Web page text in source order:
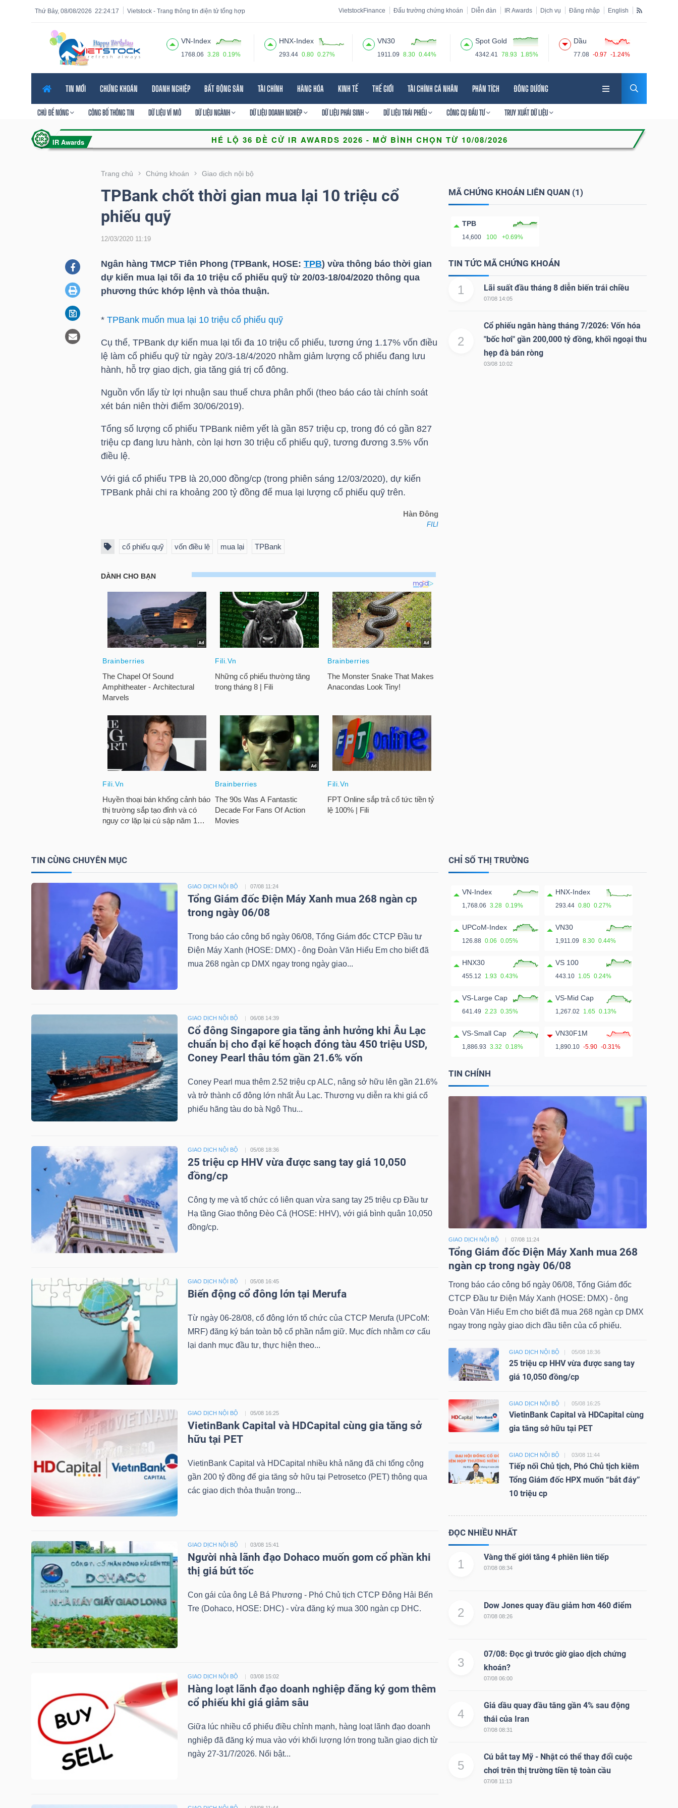
22:24:19
Thứ Bảy, 08/08/2026 Vietstock - Trang thông tin điện tử tổng hợp VietstockFinance Đấu trường chứng khoán Diễn đàn IR Awards Dịch vụ Đăng nhập English
VN-Index
1768.06 3.28 0.19%
HNX-Index
293.44 0.80 0.27%
VN30
1911.09 8.30 0.44%
Spot Gold
4342.41 78.93 1.85%
Dầu
77.08 -0.97 -1.24%
TIN MỚI CHỨNG KHOÁN DOANH NGHIỆP BẤT ĐỘNG SẢN TÀI CHÍNH HÀNG HÓA KINH TẾ THẾ GIỚI TÀI CHÍNH CÁ NHÂN PHÂN TÍCH ĐÔNG DƯƠNG
CHỦ ĐỀ NÓNG CÔNG BỐ THÔNG TIN DỮ LIỆU VĨ MÔ DỮ LIỆU NGÀNH DỮ LIỆU DOANH NGHIỆP DỮ LIỆU PHÁI SINH DỮ LIỆU TRÁI PHIẾU CÔNG CỤ ĐẦU TƯ TRUY XUẤT DỮ LIỆU
Trang chủ Chứng khoán Giao dịch nội bộ
TPBank chốt thời gian mua lại 10 triệu cổ
phiếu quỹ
12/03/2020 11:19
Ngân hàng TMCP Tiên Phong (TPBank, HOSE: TPB) vừa thông báo thời gian
dự kiến mua lại tối đa 10 triệu cổ phiếu quỹ từ 20/03-18/04/2020 thông qua
phương thức khớp lệnh và thỏa thuận.
* TPBank muốn mua lại 10 triệu cổ phiếu quỹ
Cụ thể, TPBank dự kiến mua lại tối đa 10 triệu cổ phiếu, tương ứng 1.17% vốn điều
lệ làm cổ phiếu quỹ từ ngày 20/3-18/4/2020 nhằm giảm lượng cổ phiếu đang lưu
hành, hỗ trợ giao dịch, gia tăng giá trị cổ đông.
Nguồn vốn lấy từ lợi nhuận sau thuế chưa phân phối (theo báo cáo tài chính soát
xét bán niên thời điểm 30/06/2019).
Tổng số lượng cổ phiếu TPBank niêm yết là gần 857 triệu cp, trong đó có gần 827
triệu cp đang lưu hành, còn lại hơn 30 triệu cổ phiếu quỹ, tương đương 3.5% vốn
điều lệ.
Với giá cổ phiếu TPB là 20,000 đồng/cp (trong phiên sáng 12/03/2020), dự kiến
TPBank phải chi ra khoảng 200 tỷ đồng để mua lại lượng cổ phiếu quỹ trên.
Hàn Đông
FILI
cổ phiếu quỹ vốn điều lệ mua lại TPBank
MÃ CHỨNG KHOÁN LIÊN QUAN (1)
TPB
14,600 100 +0.69%
TIN TỨC MÃ CHỨNG KHOÁN
1 Lãi suất đầu tháng 8 diễn biến trái chiều
07/08 14:05
2
Cổ phiếu ngân hàng tháng 7/2026: Vốn hóa
"bốc hơi" gần 200,000 tỷ đồng, khối ngoại thu
hẹp đà bán ròng
03/08 10:02
TIN CÙNG CHUYÊN MỤC
GIAO DỊCH NỘI BỘ 07/08 11:24
Tổng Giám đốc Điện Máy Xanh mua 268 ngàn cp
trong ngày 06/08
Trong báo cáo công bố ngày 06/08, Tổng Giám đốc CTCP Đầu tư
Điện Máy Xanh (HOSE: DMX) - ông Đoàn Văn Hiểu Em cho biết đã
mua 268 ngàn cp DMX ngay trong ngày giao...
GIAO DỊCH NỘI BỘ 06/08 14:39
Cổ đông Singapore gia tăng ảnh hưởng khi Âu Lạc
chuẩn bị cho đại kế hoạch đóng tàu 450 triệu USD,
Coney Pearl thâu tóm gần 21.6% vốn
Coney Pearl mua thêm 2.52 triệu cp ALC, nâng sở hữu lên gần 21.6%
và trở thành cổ đông lớn nhất Âu Lạc. Thương vụ diễn ra khi giá cổ
phiếu hãng tàu do bà Ngô Thu...
GIAO DỊCH NỘI BỘ 05/08 18:36
25 triệu cp HHV vừa được sang tay giá 10,050
đồng/cp
Công ty mẹ và tổ chức có liên quan vừa sang tay 25 triệu cp Đầu tư
Hạ tầng Giao thông Đèo Cả (HOSE: HHV), với giá bình quân 10,050
đồng/cp.
GIAO DỊCH NỘI BỘ 05/08 16:45
Biến động cổ đông lớn tại Merufa
Từ ngày 06-28/08, cổ đông lớn tổ chức của CTCP Merufa (UPCoM:
MRF) đăng ký bán toàn bộ cổ phần nắm giữ. Mục đích nhằm cơ cấu
lại danh mục đầu tư, thực hiện theo...
GIAO DỊCH NỘI BỘ 05/08 16:25
VietinBank Capital và HDCapital cùng gia tăng sở
hữu tại PET
VietinBank Capital và HDCapital nhiều khả năng đã chi tổng cộng
gần 200 tỷ đồng để gia tăng sở hữu tại Petrosetco (PET) thông qua
các giao dịch thỏa thuận trong...
GIAO DỊCH NỘI BỘ 03/08 15:41
Người nhà lãnh đạo Dohaco muốn gom cổ phần khi
thị giá bứt tốc
Con gái của ông Lê Bá Phương - Phó Chủ tịch CTCP Đông Hải Bến
Tre (Dohaco, HOSE: DHC) - vừa đăng ký mua 300 ngàn cp DHC.
GIAO DỊCH NỘI BỘ 03/08 15:02
Hàng loạt lãnh đạo doanh nghiệp đăng ký gom thêm
cổ phiếu khi giá giảm sâu
Giữa lúc nhiều cổ phiếu điều chỉnh mạnh, hàng loạt lãnh đạo doanh
nghiệp đã đăng ký mua vào với khối lượng lớn trong tuần giao dịch từ
ngày 27-31/7/2026. Nổi bật...
CHỈ SỐ THỊ TRƯỜNG
VN-Index
1,768.06 3.28 0.19%
HNX-Index
293.44 0.80 0.27%
UPCoM-Index
126.88 0.06 0.05%
VN30
1,911.09 8.30 0.44%
HNX30
455.12 1.93 0.43%
VS 100
443.10 1.05 0.24%
VS-Large Cap
641.49 2.23 0.35%
VS-Mid Cap
1,267.02 1.65 0.13%
VS-Small Cap
1,886.93 3.32 0.18%
VN30F1M
1,890.10 -5.90 -0.31%
TIN CHÍNH
GIAO DỊCH NỘI BỘ 07/08 11:24
Tổng Giám đốc Điện Máy Xanh mua 268
ngàn cp trong ngày 06/08
Trong báo cáo công bố ngày 06/08, Tổng Giám đốc
CTCP Đầu tư Điện Máy Xanh (HOSE: DMX) - ông
Đoàn Văn Hiểu Em cho biết đã mua 268 ngàn cp DMX
ngay trong ngày giao dịch đầu tiên của cổ phiếu.
GIAO DỊCH NỘI BỘ 05/08 18:36
25 triệu cp HHV vừa được sang tay
giá 10,050 đồng/cp
GIAO DỊCH NỘI BỘ 05/08 16:25
VietinBank Capital và HDCapital cùng
gia tăng sở hữu tại PET
GIAO DỊCH NỘI BỘ 03/08 11:44
Tiếp nối Chủ tịch, Phó Chủ tịch kiêm
Tổng Giám đốc HPX muốn “bắt đáy”
10 triệu cp
ĐỌC NHIỀU NHẤT
1
Vàng thế giới tăng 4 phiên liên tiếp
07/08 08:34
2
Dow Jones quay đầu giảm hơn 460 điểm
07/08 08:26
3
07/08: Đọc gì trước giờ giao dịch chứng
khoán?
07/08 06:00
4
Giá dầu quay đầu tăng gần 4% sau động
thái của Iran
07/08 08:31
5
Cú bắt tay Mỹ - Nhật có thể thay đổi cuộc
chơi trên thị trường tiền tệ toàn cầu
07/08 11:13
Tính năng
năng
VIETSTOCK
DOANH
PHIẾU
PHÁI
SINH
CÔNG
NĂNG
NGUYÊN
VẬT
LIỆU